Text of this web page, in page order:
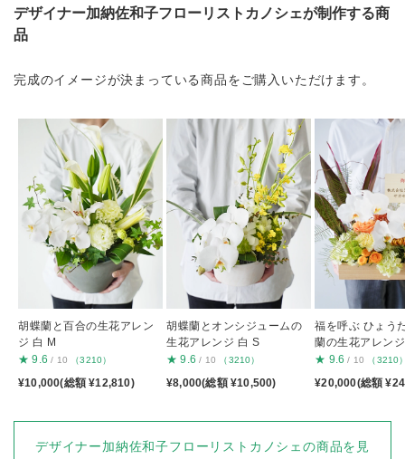
デザイナー加納佐和子フローリストカノシェが制作する商
品
完成のイメージが決まっている商品をご購入いただけます。
胡蝶蘭と百合の生花アレン
ジ 白 M
★ 9.6 / 10 （3210）
¥10,000(総額 ¥12,810)
胡蝶蘭とオンシジュームの
生花アレンジ 白 S
★ 9.6 / 10 （3210）
¥8,000(総額 ¥10,500)
福を呼ぶ ひょう
蘭の生花アレン
★ 9.6 / 10 （3210
¥20,000(総額
デザイナー加納佐和子フローリストカノシェの商品を見